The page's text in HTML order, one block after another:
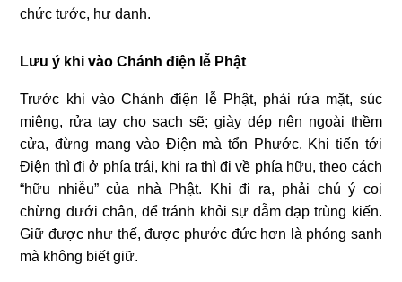
chức tước, hư danh.
Lưu ý khi vào Chánh điện lễ Phật
Trước khi vào Chánh điện lễ Phật, phải rửa mặt, súc
miệng, rửa tay cho sạch sẽ; giày dép nên ngoài thềm
cửa, đừng mang vào Ðiện mà tổn Phước. Khi tiến tới
Ðiện thì đi ở phía trái, khi ra thì đi về phía hữu, theo cách
“hữu nhiễu” của nhà Phật. Khi đi ra, phải chú ý coi
chừng dưới chân, để tránh khỏi sự dẫm đạp trùng kiến.
Giữ được như thế, được phước đức hơn là phóng sanh
mà không biết giữ.